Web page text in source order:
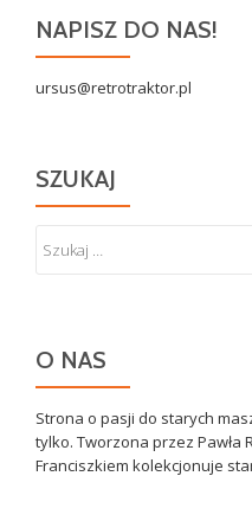
NAPISZ DO NAS!
ursus@retrotraktor.pl
SZUKAJ
O NAS
Strona o pasji do starych
tylko. Tworzona przez Pawła
Franciszkiem kolekcjonuje